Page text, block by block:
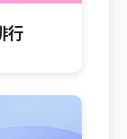
行